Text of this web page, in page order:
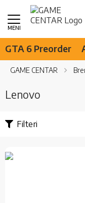
GTA 6 Preorder
GAME CENTAR
Lenovo
Filteri